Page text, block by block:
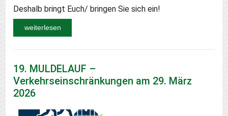
Deshalb bringt Euch/ bringen Sie sich ein!
weiterlesen
19. MULDELAUF –
Verkehrseinschränkungen am 29. März
2026